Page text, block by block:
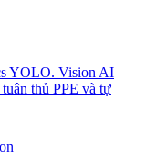
YOLO. Vision AI
thủ PPE và tự